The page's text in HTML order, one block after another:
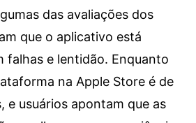
das avaliações dos
que o aplicativo está
falhas e lentidão. Enquanto
na Apple Store é de
e usuários apontam que as